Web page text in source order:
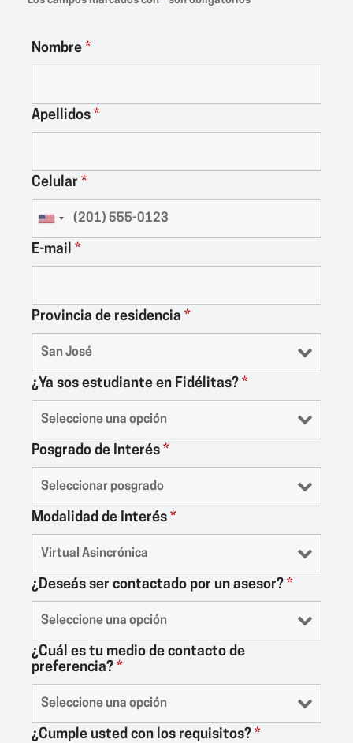
Nombre *
Apellidos *
Celular *
E-mail *
Provincia de residencia *
¿Ya sos estudiante en Fidélitas? *
Posgrado de Interés *
Modalidad de Interés *
¿Deseás ser contactado por un asesor? *
¿Cuál es tu medio de contacto de
preferencia? *
¿Cumple usted con los requisitos? *